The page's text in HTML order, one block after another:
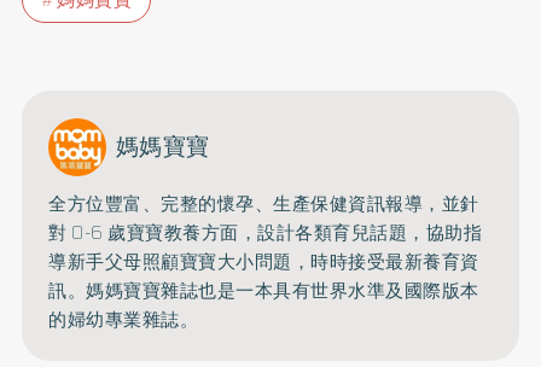
媽媽寶寶
全方位豐富、完整的懷孕、生產保健資訊報導，並針
對 0-6 歲寶寶教養方面，設計各類育兒話題，協助指
導新手父母照顧寶寶大小問題，時時接受最新養育資
訊。媽媽寶寶雜誌也是一本具有世界水準及國際版本
的婦幼專業雜誌。